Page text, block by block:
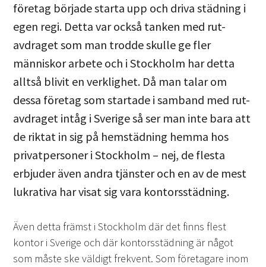
företag började starta upp och driva städning i
egen regi. Detta var också tanken med rut-
avdraget som man trodde skulle ge fler
människor arbete och i Stockholm har detta
alltså blivit en verklighet. Då man talar om
dessa företag som startade i samband med rut-
avdraget intåg i Sverige så ser man inte bara att
de riktat in sig på hemstädning hemma hos
privatpersoner i Stockholm – nej, de flesta
erbjuder även andra tjänster och en av de mest
lukrativa har visat sig vara kontorsstädning.
Även detta främst i Stockholm där det finns flest
kontor i Sverige och där kontorsstädning är något
som måste ske väldigt frekvent. Som företagare inom